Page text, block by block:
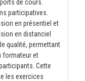
de cours.
participatives.
en présentiel et
en distanciel
qualité, permettant
formateur et
Cette
les exercices